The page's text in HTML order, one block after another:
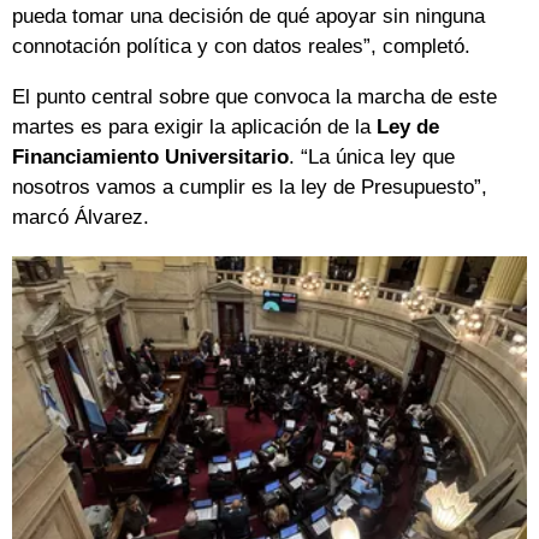
pueda tomar una decisión de qué apoyar sin ninguna
connotación política y con datos reales”, completó.
El punto central sobre que convoca la marcha de este
martes es para exigir la aplicación de la Ley de
Financiamiento Universitario. “La única ley que
nosotros vamos a cumplir es la ley de Presupuesto”,
marcó Álvarez.